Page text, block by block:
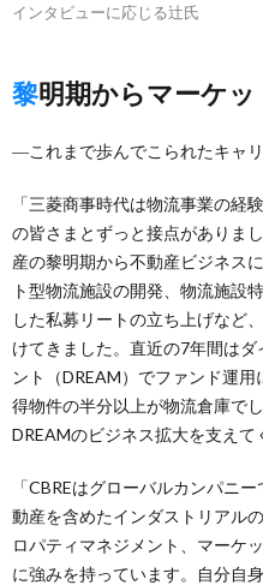
インタビューに応じる辻氏
黎明期からマーケ
―これまで歩んでこられたキャリ
「三菱商事時代は物流事業の経
の皆さまとずっと接点がありま
産の黎明期から不動産ビジネス
ト型物流施設の開発、物流施設
した私募リートの立ち上げなど
けてきました。直近の7年間は
ント（DREAM）でファンド運
得物件の半分以上が物流倉庫で
DREAMのビジネス拡大を支えて
「CBREはグローバルカンパニ
動産を含めたインダストリアル
ロパティマネジメント、マーケ
に強みを持っています。自分自